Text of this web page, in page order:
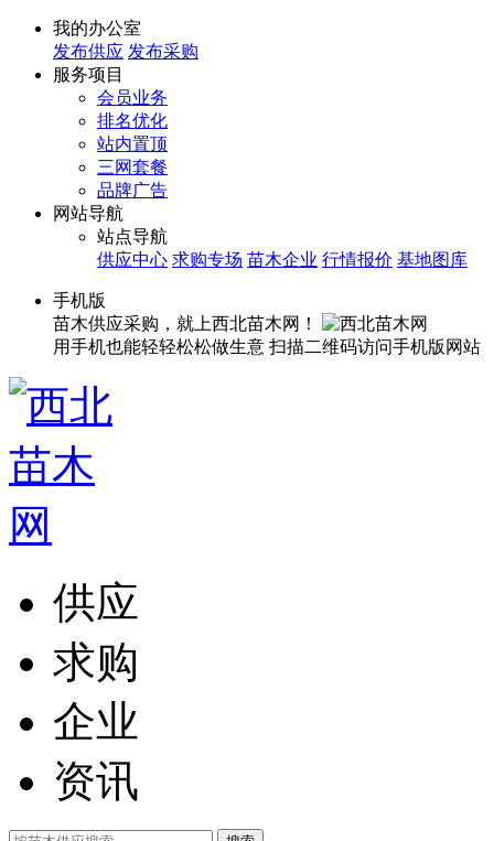
我的办公室
发布供应 发布采购
服务项目
会员业务
排名优化
站内置顶
三网套餐
品牌广告
网站导航
站点导航
供应中心 求购专场 苗木企业 行情报价 基地图库
手机版
苗木供应采购，就上西北苗木网！
用手机也能轻轻松松做生意 扫描二维码访问手机版网站
供应
求购
企业
资讯